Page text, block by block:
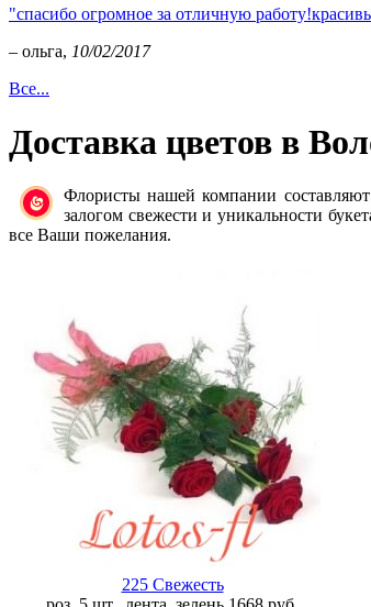
"спасибо огромное за отличную
– ольга, 10/02/2017
Все...
Доставка цветов в
Флористы нашей компании
залогом свежести и уникальности
все Ваши пожелания.
225 Свежесть